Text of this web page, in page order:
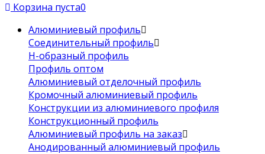
Корзина пуста0
Алюминиевый профиль
Соединительный профиль
Н-образный профиль
Профиль оптом
Алюминиевый отделочный профиль
Кромочный алюминиевый профиль
Конструкции из алюминиевого профиля
Конструкционный профиль
Алюминиевый профиль на заказ
Анодированный алюминиевый профиль